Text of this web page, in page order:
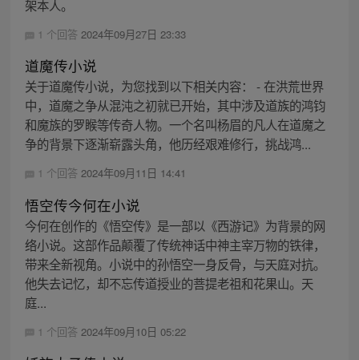
架本人。
1 个回答 2024年09月27日 23:33
道魔传小说
关于道魔传小说，为您找到以下相关内容： - 在洪荒世界
中，道魔之争从混沌之初就已开始，其中涉及道族的鸿钧
和魔族的罗睺等传奇人物。一个名叫杨眉的凡人在道魔之
争的背景下逐渐崭露头角，他历经艰难修行，挑战鸿...
1 个回答 2024年09月11日 14:41
悟空传今何在小说
今何在创作的《悟空传》是一部以《西游记》为背景的网
络小说。这部作品颠覆了传统神话中神主宰万物的铁律，
带来全新视角。小说中的孙悟空一身反骨，与天庭对抗。
他失去记忆，却不忘传道授业的菩提老祖和花果山。天
庭...
1 个回答 2024年09月10日 05:22